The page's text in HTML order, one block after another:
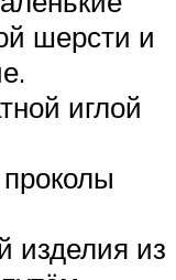
шерсти и
иглой
изделия из